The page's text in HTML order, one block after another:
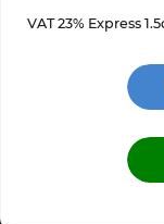
VAT 23% Express